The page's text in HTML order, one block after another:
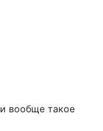
вообще такое